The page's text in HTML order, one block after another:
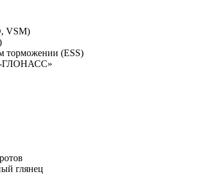
VSM)
торможении (ESS)
ГЛОНАСС»
глянец